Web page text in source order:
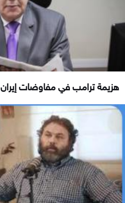
هزيمة ترامب في مفاوضات إيران